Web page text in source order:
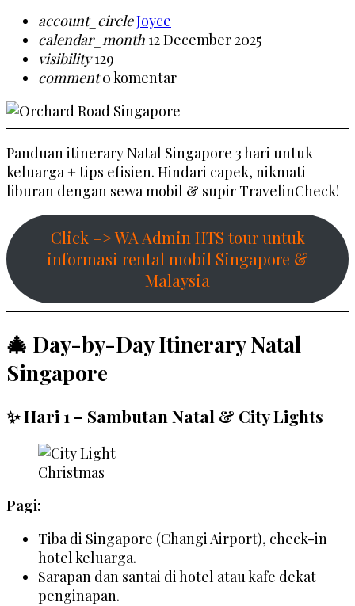
account_circleJoyce
calendar_month 12 December 2025
visibility129
comment0 komentar
Panduan itinerary Natal Singapore 3 hari untuk
keluarga + tips efisien. Hindari capek, nikmati
liburan dengan sewa mobil & supir TravelinCheck!
Click –> WA Admin HTS tour untuk
informasi rental mobil Singapore &
Malaysia
🎄 Day-by-Day Itinerary Natal
Singapore
✨ Hari 1 – Sambutan Natal & City Lights
Pagi:
Tiba di Singapore (Changi Airport), check-in
hotel keluarga.
Sarapan dan santai di hotel atau kafe dekat
penginapan.